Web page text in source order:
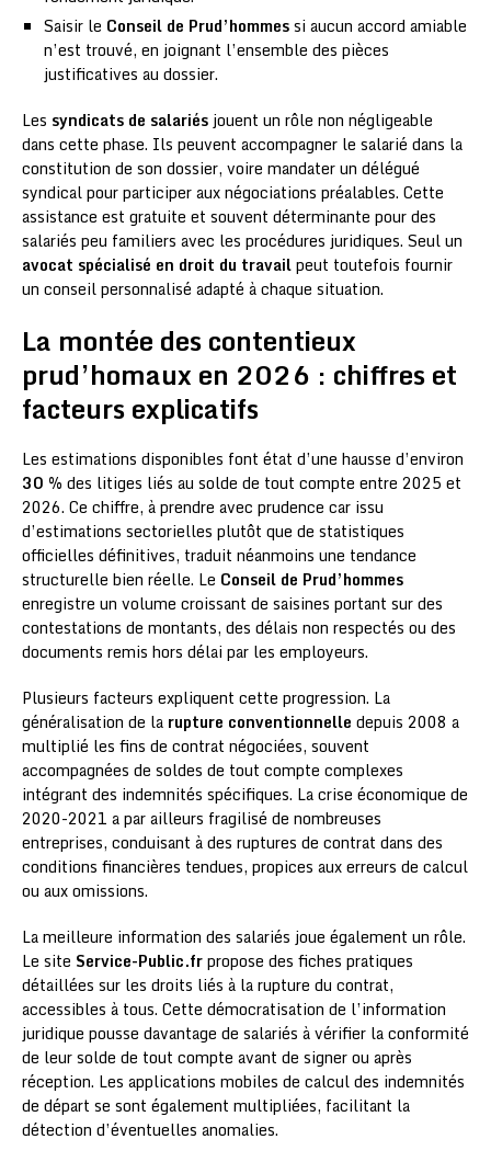
Saisir le Conseil de Prud’hommessi aucun accord amiable
n’est trouvé, en joignant l’ensemble des pièces
justificatives au dossier.
Les syndicats de salariés jouent un rôle non négligeable
dans cette phase. Ils peuvent accompagner le salarié dans la
constitution de son dossier, voire mandater un délégué
syndical pour participer aux négociations préalables. Cette
assistance est gratuite et souvent déterminante pour des
salariés peu familiers avec les procédures juridiques. Seul un
avocat spécialisé en droit du travailpeut toutefois fournir
un conseil personnalisé adapté à chaque situation.
La montée des contentieux
prud’homaux en 2026 : chiffres et
facteurs explicatifs
Les estimations disponibles font état d’une hausse d’environ
30 % des litiges liés au solde de tout compte entre 2025 et
2026. Ce chiffre, à prendre avec prudence car issu
d’estimations sectorielles plutôt que de statistiques
officielles définitives, traduit néanmoins une tendance
structurelle bien réelle. Le Conseil de Prud’hommes
enregistre un volume croissant de saisines portant sur des
contestations de montants, des délais non respectés ou des
documents remis hors délai par les employeurs.
Plusieurs facteurs expliquent cette progression. La
généralisation de la rupture conventionnelle depuis 2008 a
multiplié les fins de contrat négociées, souvent
accompagnées de soldes de tout compte complexes
intégrant des indemnités spécifiques. La crise économique de
2020-2021 a par ailleurs fragilisé de nombreuses
entreprises, conduisant à des ruptures de contrat dans des
conditions financières tendues, propices aux erreurs de calcul
ou aux omissions.
La meilleure information des salariés joue également un rôle.
Le site Service-Public.frpropose des fiches pratiques
détaillées sur les droits liés à la rupture du contrat,
accessibles à tous. Cette démocratisation de l’information
juridique pousse davantage de salariés à vérifier la conformité
de leur solde de tout compte avant de signer ou après
réception. Les applications mobiles de calcul des indemnités
de départ se sont également multipliées, facilitant la
détection d’éventuelles anomalies.